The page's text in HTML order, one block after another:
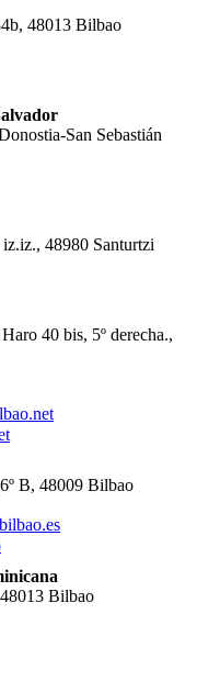
48013 Bilbao
San Sebastián
48980 Santurtzi
40 bis, 5º derecha.,
B, 48009 Bilbao
Bilbao